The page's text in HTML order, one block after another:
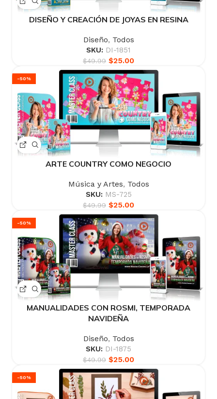
DISEÑO Y CREACIÓN DE JOYAS EN RESINA
Diseño, Todos
SKU: DI-1851
$49.99 $25.00
-50%
ARTE COUNTRY COMO NEGOCIO
Música y Artes, Todos
SKU: MS-725
$49.99 $25.00
-50%
MANUALIDADES CON ROSMI, TEMPORADA
NAVIDEÑA
Diseño, Todos
SKU: DI-1875
$49.99 $25.00
-50%